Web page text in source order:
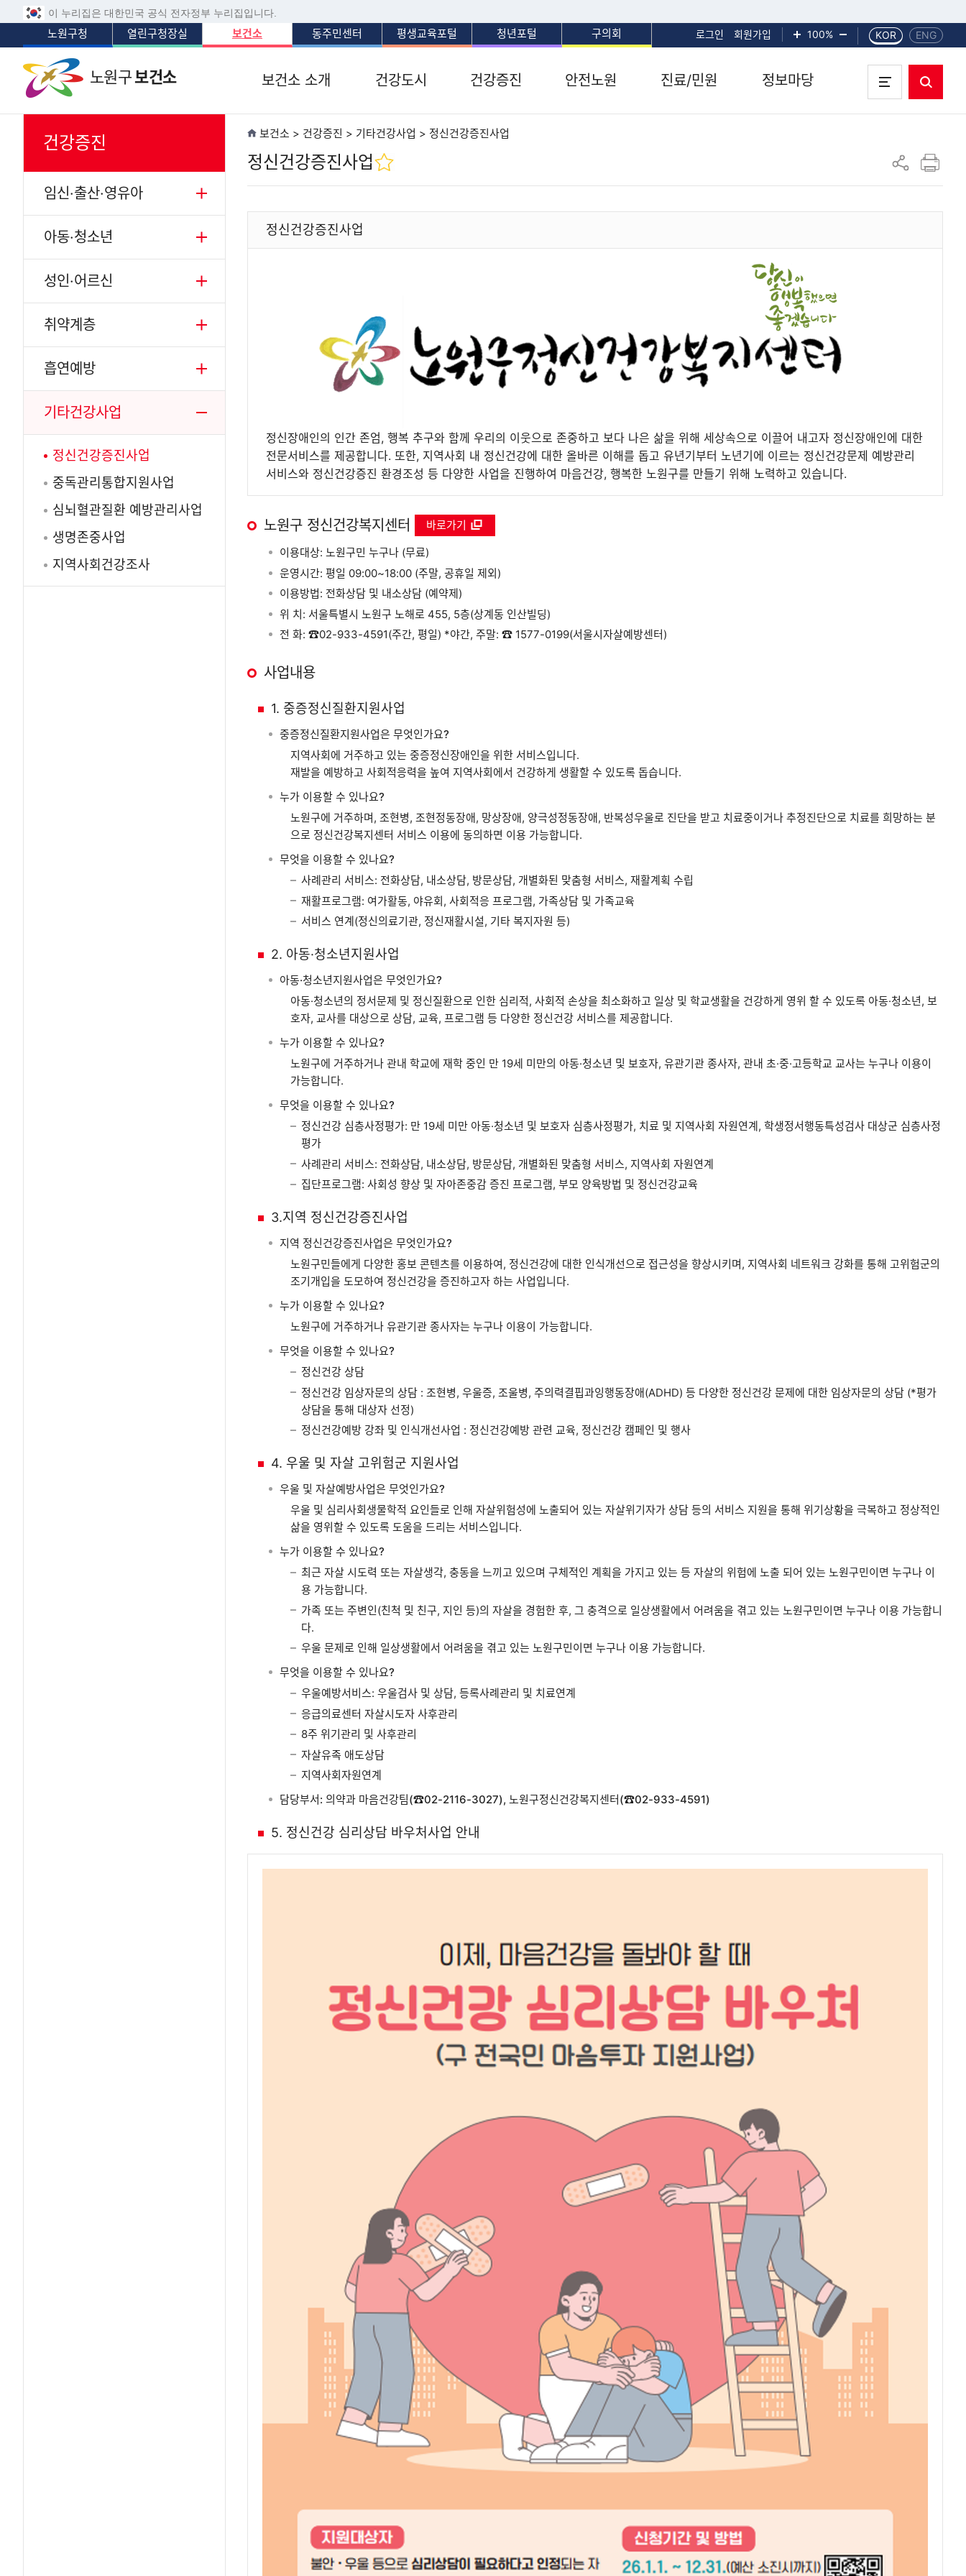
이 누리집은 대한민국 공식 전자정부 누리집입니다.
노원구청 열린구청장실 보건소 동주민센터 평생교육포털 청년포털 구의회 로그인 회원가입 화면확대
100% 화면축소 KOR ENG
노원구보건소 전체메뉴 열기
통합검색
보건소 소개 건강도시 건강증진 안전노원 진료/민원 정보마당
건강증진
임신·출산·영유아
아동·청소년
성인·어르신
취약계층
흡연예방
기타건강사업
정신건강증진사업
중독관리통합지원사업
심뇌혈관질환 예방관리사업
생명존중사업
지역사회건강조사
보건소 > 건강증진 > 기타건강사업 > 정신건강증진사업
정신건강증진사업
공유하기
인쇄하기
정신건강증진사업
정신장애인의 인간 존엄, 행복 추구와 함께 우리의 이웃으로 존중하고 보다 나은 삶을 위해 세상속으로 이끌어 내고자 정신장애인에 대한
전문서비스를 제공합니다. 또한, 지역사회 내 정신건강에 대한 올바른 이해를 돕고 유년기부터 노년기에 이르는 정신건강문제 예방관리
서비스와 정신건강증진 환경조성 등 다양한 사업을 진행하여 마음건강, 행복한 노원구를 만들기 위해 노력하고 있습니다.
노원구 정신건강복지센터 바로가기 새창
이용대상: 노원구민 누구나 (무료)
운영시간: 평일 09:00~18:00 (주말, 공휴일 제외)
이용방법: 전화상담 및 내소상담 (예약제)
위 치: 서울특별시 노원구 노해로 455, 5층(상계동 인산빌딩)
전 화: ☎02-933-4591(주간, 평일) *야간, 주말: ☎ 1577-0199(서울시자살예방센터)
사업내용
1. 중증정신질환지원사업
중증정신질환지원사업은 무엇인가요?
지역사회에 거주하고 있는 중증정신장애인을 위한 서비스입니다.
재발을 예방하고 사회적응력을 높여 지역사회에서 건강하게 생활할 수 있도록 돕습니다.
누가 이용할 수 있나요?
노원구에 거주하며, 조현병, 조현정동장애, 망상장애, 양극성정동장애, 반복성우울로 진단을 받고 치료중이거나 추정진단으로 치료를 희망하는 분
으로 정신건강복지센터 서비스 이용에 동의하면 이용 가능합니다.
무엇을 이용할 수 있나요?
사례관리 서비스: 전화상담, 내소상담, 방문상담, 개별화된 맞춤형 서비스, 재활계획 수립
재활프로그램: 여가활동, 야유회, 사회적응 프로그램, 가족상담 및 가족교육
서비스 연계(정신의료기관, 정신재활시설, 기타 복지자원 등)
2. 아동·청소년지원사업
아동·청소년지원사업은 무엇인가요?
아동·청소년의 정서문제 및 정신질환으로 인한 심리적, 사회적 손상을 최소화하고 일상 및 학교생활을 건강하게 영위 할 수 있도록 아동·청소년, 보
호자, 교사를 대상으로 상담, 교육, 프로그램 등 다양한 정신건강 서비스를 제공합니다.
누가 이용할 수 있나요?
노원구에 거주하거나 관내 학교에 재학 중인 만 19세 미만의 아동·청소년 및 보호자, 유관기관 종사자, 관내 초·중·고등학교 교사는 누구나 이용이
가능합니다.
무엇을 이용할 수 있나요?
정신건강 심층사정평가: 만 19세 미만 아동·청소년 및 보호자 심층사정평가, 치료 및 지역사회 자원연계, 학생정서행동특성검사 대상군 심층사정
평가
사례관리 서비스: 전화상담, 내소상담, 방문상담, 개별화된 맞춤형 서비스, 지역사회 자원연계
집단프로그램: 사회성 향상 및 자아존중감 증진 프로그램, 부모 양육방법 및 정신건강교육
3.지역 정신건강증진사업
지역 정신건강증진사업은 무엇인가요?
노원구민들에게 다양한 홍보 콘텐츠를 이용하여, 정신건강에 대한 인식개선으로 접근성을 향상시키며, 지역사회 네트워크 강화를 통해 고위험군의
조기개입을 도모하여 정신건강을 증진하고자 하는 사업입니다.
누가 이용할 수 있나요?
노원구에 거주하거나 유관기관 종사자는 누구나 이용이 가능합니다.
무엇을 이용할 수 있나요?
정신건강 상담
정신건강 임상자문의 상담 : 조현병, 우울증, 조울병, 주의력결핍과잉행동장애(ADHD) 등 다양한 정신건강 문제에 대한 임상자문의 상담 (*평가
상담을 통해 대상자 선정)
정신건강예방 강좌 및 인식개선사업 : 정신건강예방 관련 교육, 정신건강 캠페인 및 행사
4. 우울 및 자살 고위험군 지원사업
우울 및 자살예방사업은 무엇인가요?
우울 및 심리사회생물학적 요인들로 인해 자살위험성에 노출되어 있는 자살위기자가 상담 등의 서비스 지원을 통해 위기상황을 극복하고 정상적인
삶을 영위할 수 있도록 도움을 드리는 서비스입니다.
누가 이용할 수 있나요?
최근 자살 시도력 또는 자살생각, 충동을 느끼고 있으며 구체적인 계획을 가지고 있는 등 자살의 위험에 노출 되어 있는 노원구민이면 누구나 이
용 가능합니다.
가족 또는 주변인(친척 및 친구, 지인 등)의 자살을 경험한 후, 그 충격으로 일상생활에서 어려움을 겪고 있는 노원구민이면 누구나 이용 가능합니
다.
우울 문제로 인해 일상생활에서 어려움을 겪고 있는 노원구민이면 누구나 이용 가능합니다.
무엇을 이용할 수 있나요?
우울예방서비스: 우울검사 및 상담, 등록사례관리 및 치료연계
응급의료센터 자살시도자 사후관리
8주 위기관리 및 사후관리
자살유족 애도상담
지역사회자원연계
담당부서: 의약과 마음건강팀(☎02-2116-3027), 노원구정신건강복지센터(☎02-933-4591)
5. 정신건강 심리상담 바우처사업 안내